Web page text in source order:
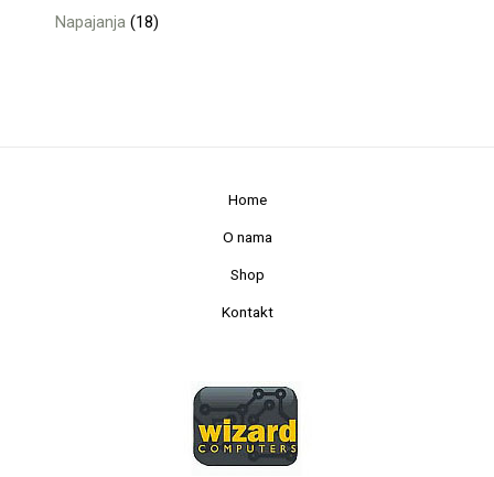
Napajanja 18
Home
O nama
Shop
Kontakt